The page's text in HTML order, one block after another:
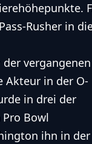
Rusher in
vergangenen
Akteur in der O-
in drei der
Bowl
ihn in der